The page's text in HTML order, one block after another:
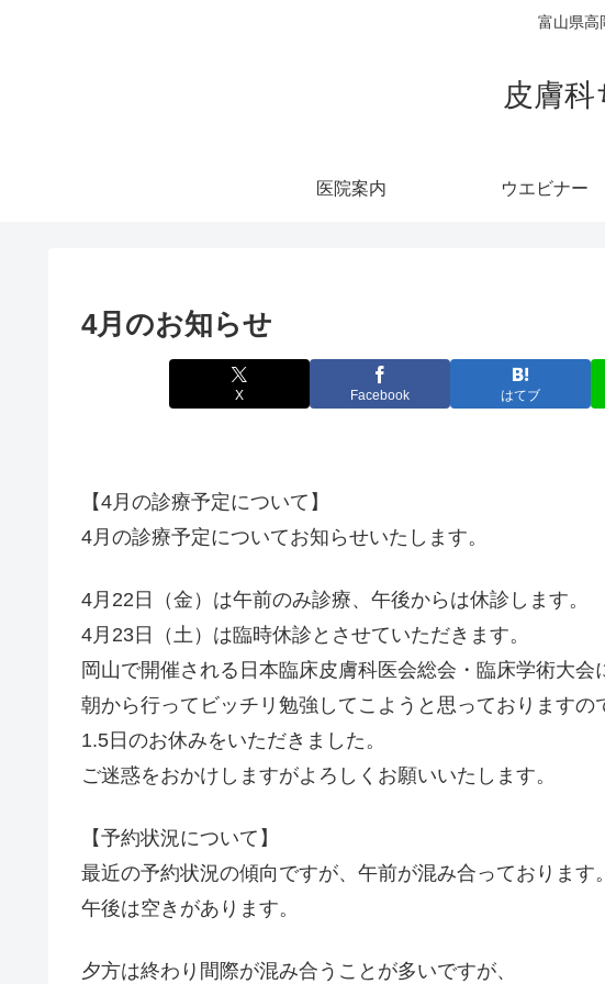
富山県高
皮膚
医院案内 ウエビナー
4月のお知らせ
X Facebook はてブ
【4月の診療予定について】
4月の診療予定についてお知らせいたします。
4月22日（金）は午前のみ診療、午後からは休診します。
4月23日（土）は臨時休診とさせていただきます。
岡山で開催される日本臨床皮膚科医会総会・臨床学術大会
朝から行ってビッチリ勉強してこようと思っておりますの
1.5日のお休みをいただきました。
ご迷惑をおかけしますがよろしくお願いいたします。
【予約状況について】
最近の予約状況の傾向ですが、午前が混み合っております。
午後は空きがあります。
夕方は終わり間際が混み合うことが多いですが、